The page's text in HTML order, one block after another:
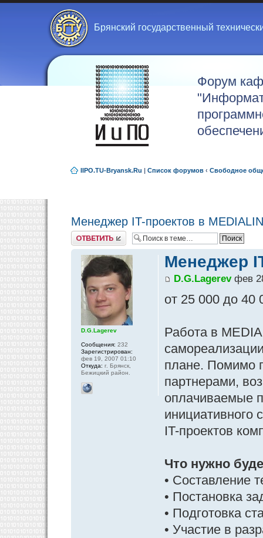
Брянский государственный
Форум
IIPO.TU-Bryansk.Ru | Список форумов ‹ Свободное
Менеджер IT-проектов в
Ответить
Менеджер
D.G.Lagerevфев
от 25 000 до 40
Работа в
плане. Помимо
партнерами,
оплачиваемые
инициативного
IT-проектов
Что нужно
• Составление
• Постановка
• Подготовка
• Участие в
D.G.Lagerev
Сообщения: 232
Зарегистрирован:
фев 19, 2007 01:10
Откуда: г. Брянск,
Бежицкий район.